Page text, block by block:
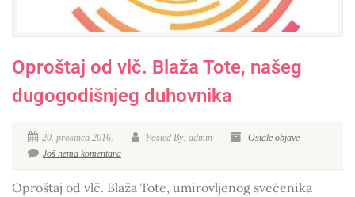
Oproštaj od vlč. Blaža Tote, našeg
dugogodišnjeg duhovnika
20. prosinca 2016. Posted By: admin
Ostale objave
Još nema komentara
Oproštaj od vlč. Blaža Tote, umirovljenog svećenika